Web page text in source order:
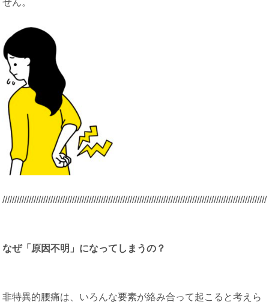
/////////////////////////////////////////////////////////////////////////////////////////
なぜ「原因不明」になってしまうの？
非特異的腰痛は、いろんな要素が絡み合って起こると考えら